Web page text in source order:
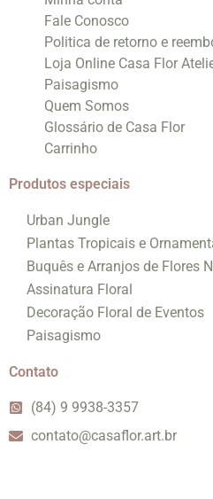
Fale Conosco
Politica de retorno e
Loja Online Casa Flor
Paisagismo
Quem Somos
Glossário de Casa Flor
Carrinho
Produtos especiais
Urban Jungle
Plantas Tropicais e
Buquês e Arranjos de Flores
Assinatura Floral
Decoração Floral de Eventos
Paisagismo
Contato
(84) 9 9938-3357
contato@casaflor.art.br